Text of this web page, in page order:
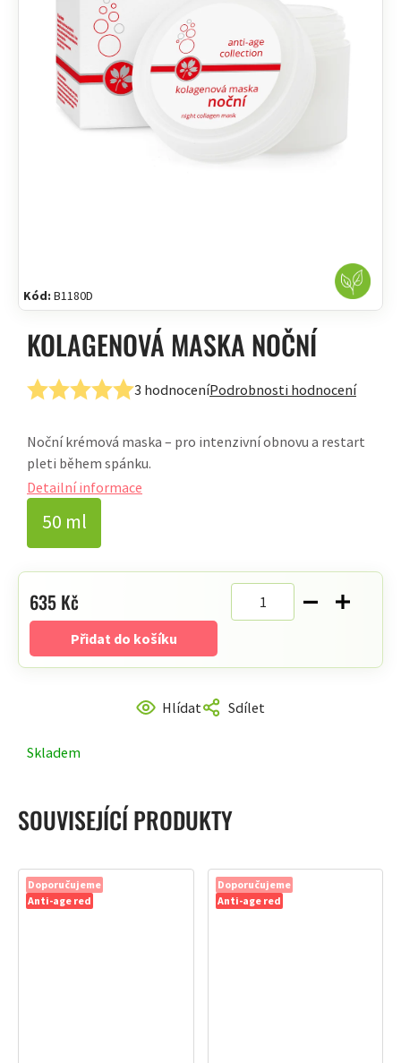
Kód: B1180D
KOLAGENOVÁ MASKA NOČNÍ
Průměrné
produktu
je
5,0
z
hvězdiček.
3 hodnoceníPodrobnosti hodnocení
Skladem
50 ml
Noční krémová maska – pro intenzivní obnovu a restart
pleti během spánku.
Detailní informace
Hlídat Sdílet
635 Kč
Měrná
Přidat do košíku
SOUVISEJÍCÍ PRODUKTY
Doporučujeme
Anti-age red
Doporučujeme
Anti-age red